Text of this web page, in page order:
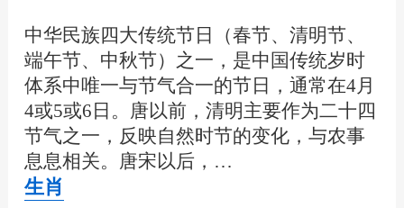
中华民族四大传统节日（春节、清明节、
端午节、中秋节）之一，是中国传统岁时
体系中唯一与节气合一的节日，通常在4月
4或5或6日。唐以前，清明主要作为二十四
节气之一，反映自然时节的变化，与农事
息息相关。唐宋以后，…
生肖